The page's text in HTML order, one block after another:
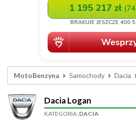
MotoBenzyna Samochody Dacia
Dacia Logan
KATEGORIA: DACIA